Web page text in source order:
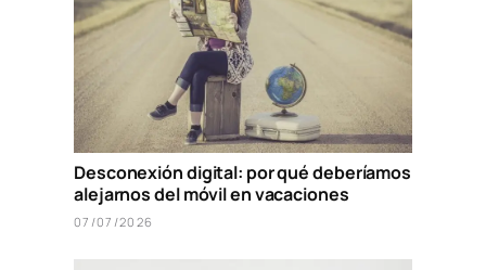
Desconexión digital: por qué deberíamos
alejarnos del móvil en vacaciones
07/07/2026